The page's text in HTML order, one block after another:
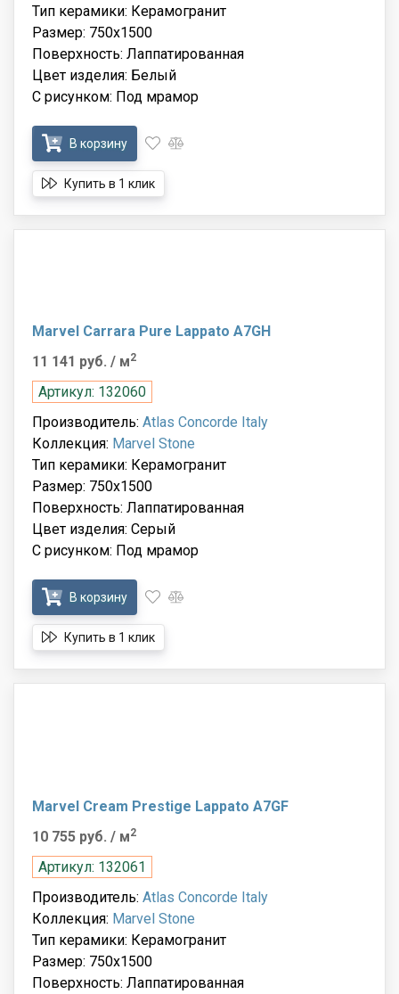
Тип керамики: Керамогранит
Размер: 750x1500
Поверхность: Лаппатированная
Цвет изделия: Белый
С рисунком: Под мрамор
В корзину
Купить в 1 клик
Marvel Carrara Pure Lappato A7GH
11 141 руб. / м2
Артикул: 132060
Производитель: Atlas Concorde Italy
Коллекция: Marvel Stone
Тип керамики: Керамогранит
Размер: 750x1500
Поверхность: Лаппатированная
Цвет изделия: Серый
С рисунком: Под мрамор
В корзину
Купить в 1 клик
Marvel Cream Prestige Lappato A7GF
10 755 руб. / м2
Артикул: 132061
Производитель: Atlas Concorde Italy
Коллекция: Marvel Stone
Тип керамики: Керамогранит
Размер: 750x1500
Поверхность: Лаппатированная